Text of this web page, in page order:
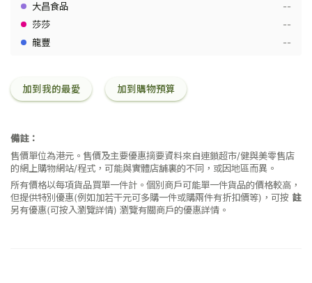
片
--
--
--
加到我的最愛 加到購物預算
備註：
售價單位為港元。售價及主要優惠摘要資料來自連鎖超市/健與美零售店
的網上購物網站/程式，可能與實體店舖裏的不同，或因地區而異。
所有價格以每項貨品買單一件計。個別商戶可能單一件貨品的價格較高，
但提供特別優惠(例如加若干元可多購一件或購兩件有折扣價等)，可按 註
另有優惠(可按入瀏覽詳情)瀏覽有關商戶的優惠詳情。